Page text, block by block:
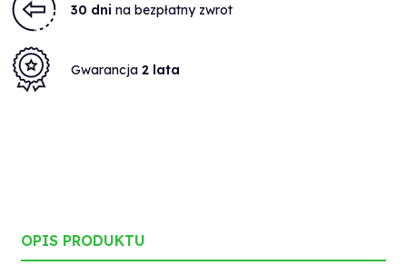
30 dni na bezpłatny zwrot
Gwarancja 2 lata
OPIS PRODUKTU